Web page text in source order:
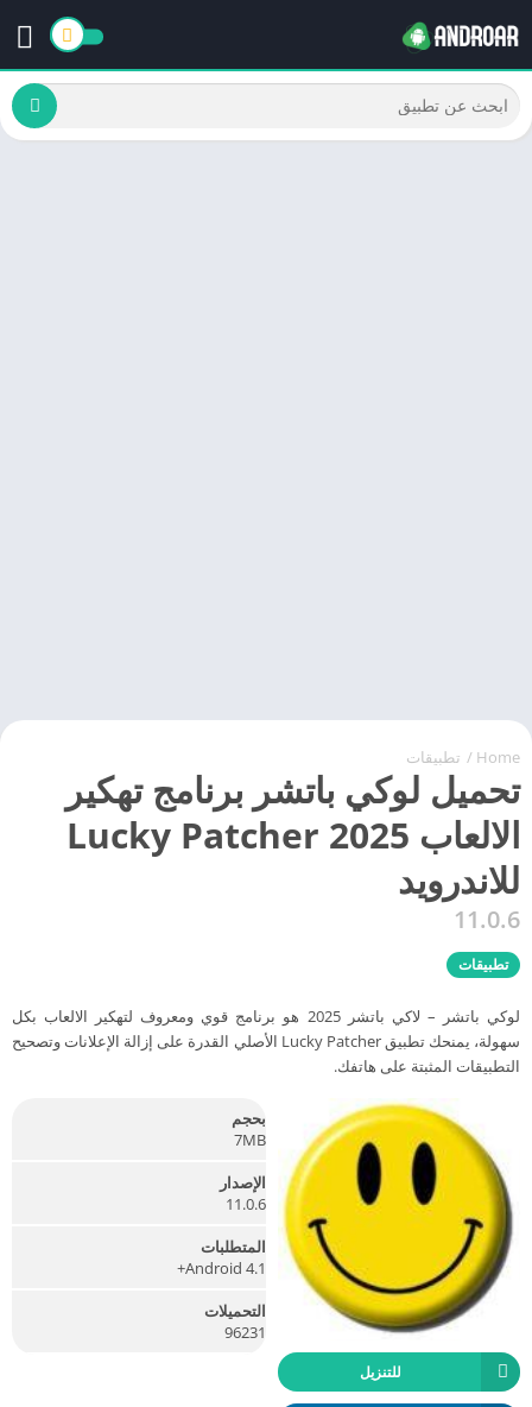
Home
/ تطبيقات
تحميل لوكي باتشر برنامج تهكير
الالعاب Lucky Patcher 2025
للاندرويد
11.0.6
تطبيقات
لوكي باتشر – لاكي باتشر 2025 هو برنامج قوي ومعروف لتهكير الالعاب بكل
سهولة، يمنحك تطبيق Lucky Patcher الأصلي القدرة على إزالة الإعلانات وتصحيح
التطبيقات المثبتة على هاتفك.
للتنزيل
بحجم
7MB
الإصدار
11.0.6
المتطلبات
Android 4.1+
التحميلات
96231